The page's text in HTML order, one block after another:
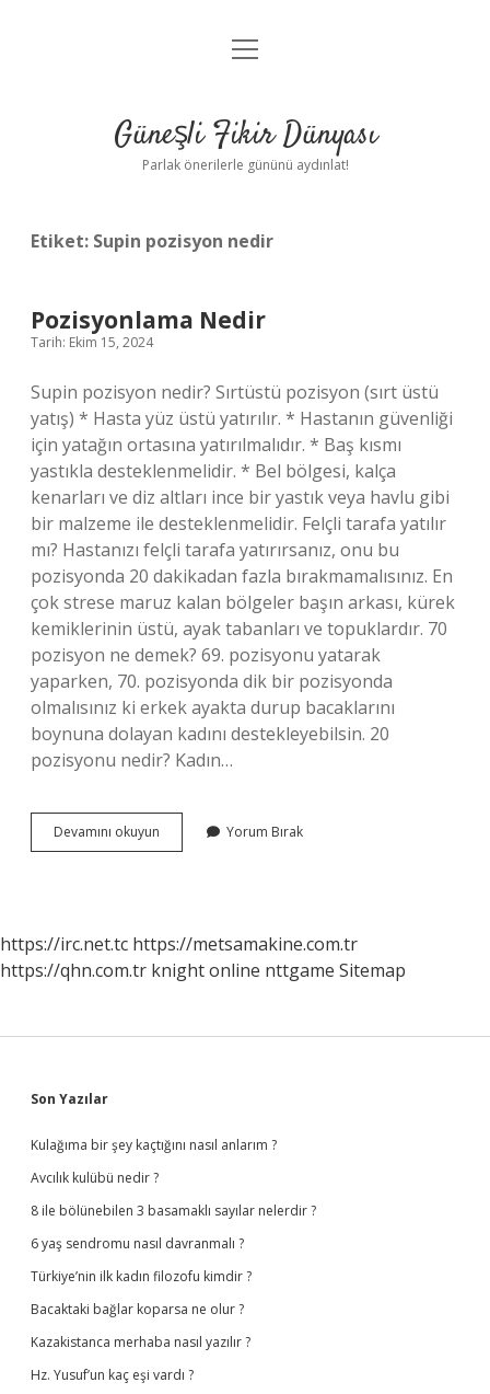
Anasayfa
Yasal Uyarı
menüyü
Güneşli Fikir Dünyası
Parlak önerilerle gününü aydınlat!
Etiket: Supin pozisyon nedir
Pozisyonlama Nedir
Tarih: Ekim 15, 2024
Supin pozisyon nedir? Sırtüstü pozisyon (sırt üstü
yatış) * Hasta yüz üstü yatırılır. * Hastanın güvenliği
için yatağın ortasına yatırılmalıdır. * Baş kısmı
yastıkla desteklenmelidir. * Bel bölgesi, kalça
kenarları ve diz altları ince bir yastık veya havlu gibi
bir malzeme ile desteklenmelidir. Felçli tarafa yatılır
mı? Hastanızı felçli tarafa yatırırsanız, onu bu
pozisyonda 20 dakikadan fazla bırakmamalısınız. En
çok strese maruz kalan bölgeler başın arkası, kürek
kemiklerinin üstü, ayak tabanları ve topuklardır. 70
pozisyon ne demek? 69. pozisyonu yatarak
yaparken, 70. pozisyonda dik bir pozisyonda
olmalısınız ki erkek ayakta durup bacaklarını
boynuna dolayan kadını destekleyebilsin. 20
pozisyonu nedir? Kadın…
Devamını okuyun Pozisyonlama
Nedir
Yorum Bırak
https://irc.net.tc https://metsamakine.com.tr
https://qhn.com.tr knight online nttgame Sitemap
Sidebar
Son Yazılar
Kulağıma bir şey kaçtığını nasıl anlarım ?
Avcılık kulübü nedir ?
8 ile bölünebilen 3 basamaklı sayılar nelerdir ?
6 yaş sendromu nasıl davranmalı ?
Türkiye’nin ilk kadın filozofu kimdir ?
Bacaktaki bağlar koparsa ne olur ?
Kazakistanca merhaba nasıl yazılır ?
Hz. Yusuf’un kaç eşi vardı ?